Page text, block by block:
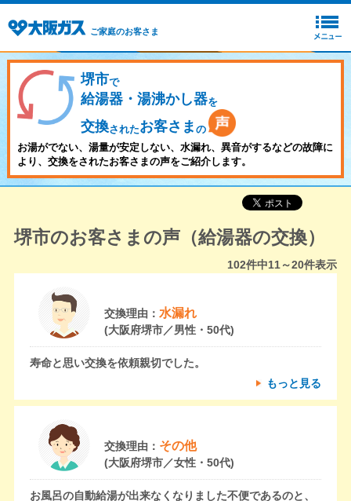
ご家庭のお客さま
堺市で
給湯器・湯沸かし器を
交換されたお客さま の
お湯がでない、湯量が安定しない、水漏れ、異音がするなどの故障に
より、交換をされたお客さまの声をご紹介します。
堺市のお客さまの声（給湯器の交換）
102件中11～20件表示
交換理由： 水漏れ
(大阪府堺市／男性・50代)
寿命と思い交換を依頼親切でした。
もっと見る
交換理由： その他
(大阪府堺市／女性・50代)
お風呂の自動給湯が出来なくなりました不便であるのと、